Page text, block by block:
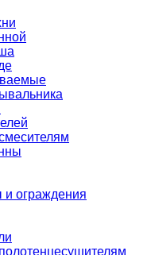
ограждения